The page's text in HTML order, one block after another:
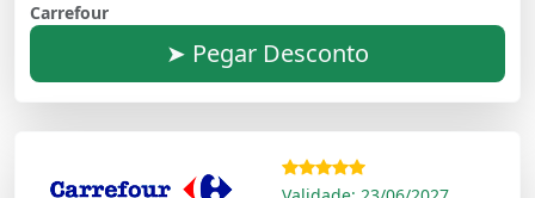
Carrefour
➤ Pegar Desconto